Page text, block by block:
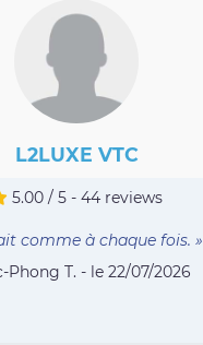
L2LUXE VTC
5.00 / 5 - 44 reviews
comme à chaque fois. »
Phong T. - le 22/07/2026